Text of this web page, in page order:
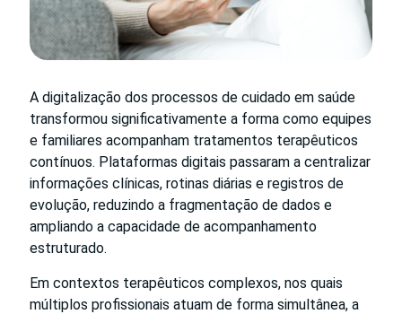
A digitalização dos processos de cuidado em saúde
transformou significativamente a forma como equipes
e familiares acompanham tratamentos terapêuticos
contínuos. Plataformas digitais passaram a centralizar
informações clínicas, rotinas diárias e registros de
evolução, reduzindo a fragmentação de dados e
ampliando a capacidade de acompanhamento
estruturado.
Em contextos terapêuticos complexos, nos quais
múltiplos profissionais atuam de forma simultânea, a